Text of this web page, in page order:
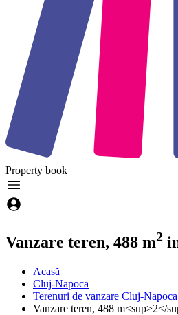
Property book
Vanzare teren, 488 m2
Acasă
Cluj-Napoca
Terenuri de vanzare Cluj-Napoca
Vanzare teren, 488 m<sup>2</